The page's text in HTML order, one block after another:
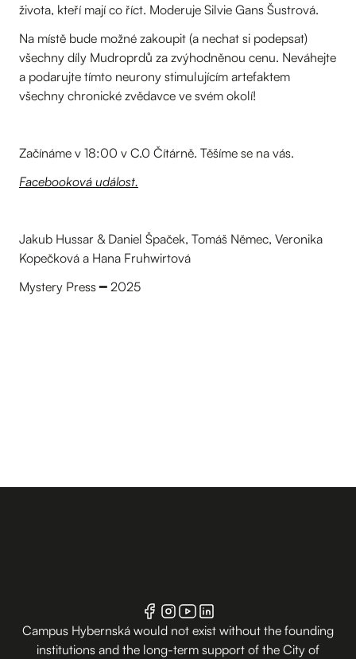
života, kteří mají co říct. Moderuje Silvie Gans Šustrová.
Na místě bude možné zakoupit (a nechat si podepsat)
všechny díly Mudroprdů za zvýhodněnou cenu. Neváhejte
a podarujte tímto neurony stimulujícím artefaktem
všechny chronické zvědavce ve svém okolí!
Začínáme v 18:00 v C.0 Čítárně. Těšíme se na vás.
Facebooková událost.
Jakub Hussar & Daniel Špaček, Tomáš Němec, Veronika
Kopečková a Hana Fruhwirtová
Mystery Press ━ 2025
Campus Hybernská would not exist without the founding
institutions and the long-term support of the City of